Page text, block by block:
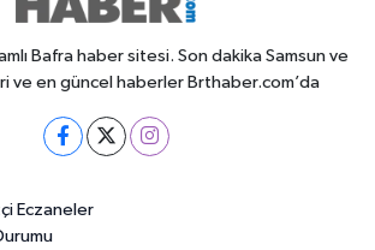
Bafra haber sitesi. Son dakika Samsun ve
ve en güncel haberler Brthaber.com’da
Eczaneler